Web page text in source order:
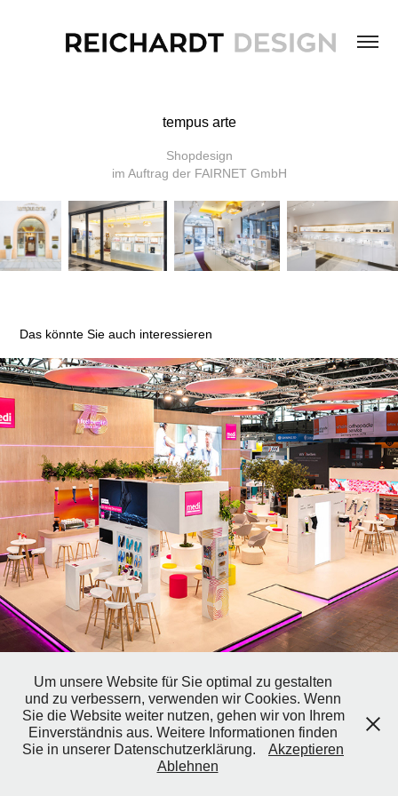
tempus arte
Shopdesign
im Auftrag der FAIRNET GmbH
Das könnte Sie auch interessieren
medi
REICHARDT DESIGN | Messe-Allee 2 | 04356 Leipzig | Tel.: 03
41 / 678 27 476 | Mobil: 0172 38 78 190
Um unsere Website für Sie optimal zu gestalten
und zu verbessern, verwenden wir Cookies. Wenn
Sie die Website weiter nutzen, gehen wir von Ihrem
Einverständnis aus. Weitere Informationen finden
Sie in unserer Datenschutzerklärung.
Akzeptieren
Ablehnen